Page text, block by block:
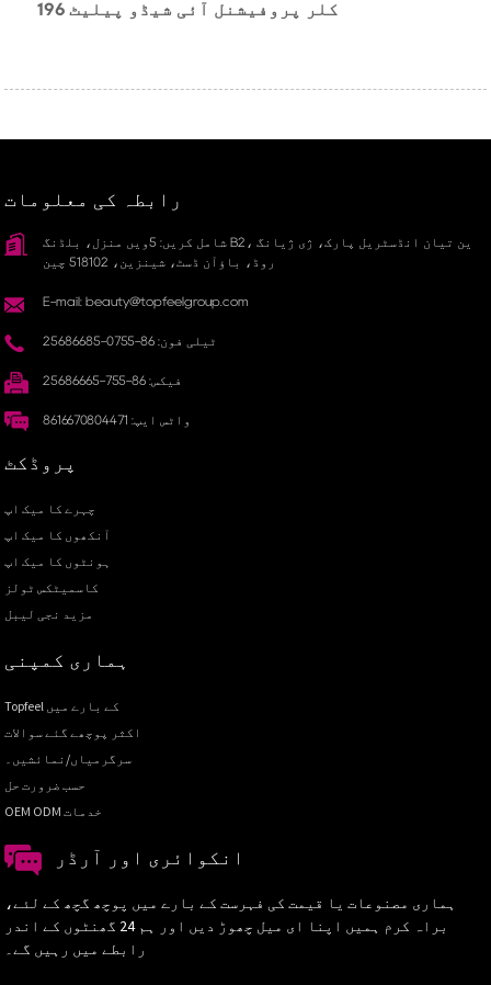
196 کلر پروفیشنل آئی شیڈو پیلیٹ
رابطہ کی معلومات
شامل کریں: 5ویں منزل، بلڈنگ B2، ین تیان انڈسٹریل پارک، ژی ژیانگ
روڈ، باؤآن ڈسٹ، شینزین، 518102 چین
E-mail: beauty@topfeelgroup.com
ٹیلی فون: 86-0755-25686685
فیکس: 86-755-25686665
واٹس ایپ: 8616670804471
پروڈکٹ
چہرے کا میک اپ
آنکھوں کا میک اپ
ہونٹوں کا میک اپ
کاسمیٹکس ٹولز
مزید نجی لیبل
ہماری کمپنی
Topfeel کے بارے میں
اکثر پوچھے گئے سوالات
سرگرمیاں/نمائشیں۔
حسب ضرورت حل
OEM ODM خدمات
انکوائری اور آرڈر
ہماری مصنوعات یا قیمت کی فہرست کے بارے میں پوچھ گچھ کے لئے،
براہ کرم ہمیں اپنا ای میل چھوڑ دیں اور ہم 24 گھنٹوں کے اندر
رابطے میں رہیں گے۔